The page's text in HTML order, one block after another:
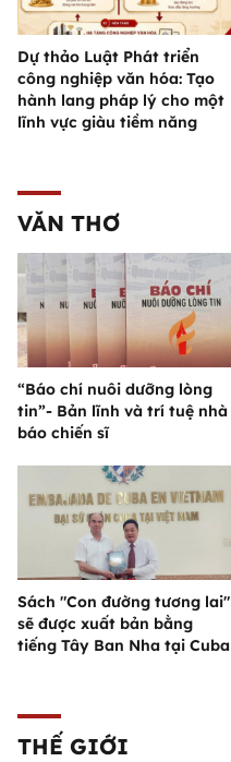
Dự thảo Luật Phát triển
công nghiệp văn hóa: Tạo
hành lang pháp lý cho một
lĩnh vực giàu tiềm năng
VĂN THƠ
“Báo chí nuôi dưỡng lòng
tin”- Bản lĩnh và trí tuệ nhà
báo chiến sĩ
Sách "Con đường tương lai"
sẽ được xuất bản bằng
tiếng Tây Ban Nha tại Cuba
THẾ GIỚI